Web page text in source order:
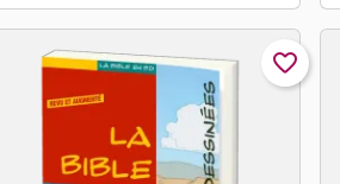
favorite_border